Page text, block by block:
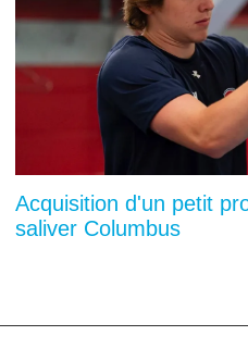
Acquisition d'un petit
saliver Columbus